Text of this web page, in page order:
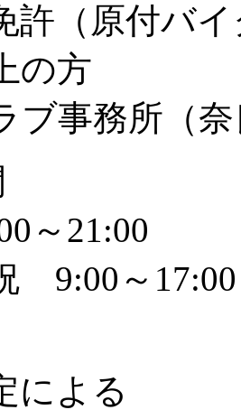
許（原付バ
の方
ブ事務所（
～21:00
9:00～17:00
による